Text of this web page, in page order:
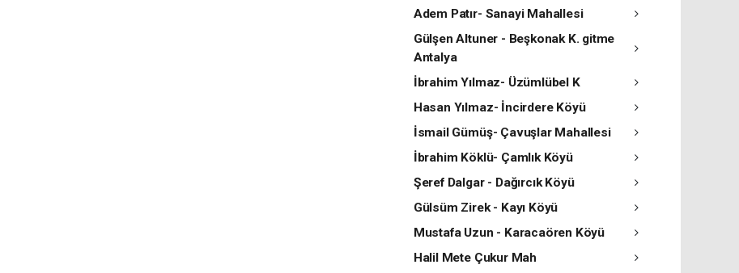
Adem Patır- Sanayi Mahallesi
Gülşen Altuner - Beşkonak K. gitme
Antalya
İbrahim Yılmaz- Üzümlübel K
Hasan Yılmaz- İncirdere Köyü
İsmail Gümüş- Çavuşlar Mahallesi
İbrahim Köklü- Çamlık Köyü
Şeref Dalgar - Dağırcık Köyü
Gülsüm Zirek - Kayı Köyü
Mustafa Uzun - Karacaören Köyü
Halil Mete Çukur Mah